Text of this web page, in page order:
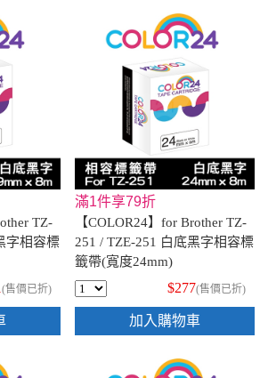
TZ-
字相容標
(售價已折)
滿1件享79折
【COLOR24】for Brother TZ-
251 / TZE-251 白底黑字相容標
籤帶(寬度24mm)
$277(售價已折)
加入購物車